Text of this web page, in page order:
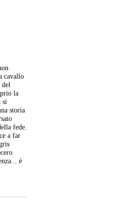
cavallo
del
la
si
storia
fede.
a far
è